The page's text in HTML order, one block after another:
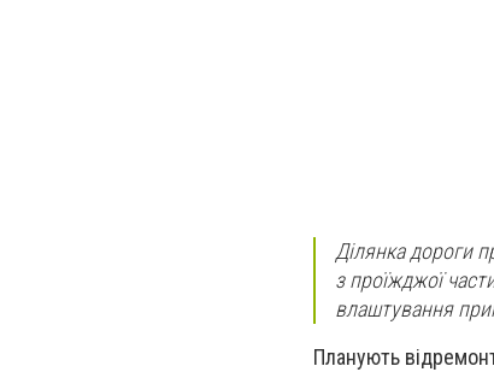
Ділянка дороги
з проїжджої
влаштування
Планують